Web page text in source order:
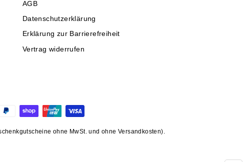
AGB
Datenschutzerklärung
Erklärung zur Barrierefreiheit
Vertrag widerrufen
ohne MwSt. und ohne Versandkosten).